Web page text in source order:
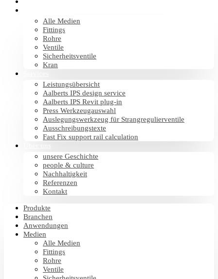
Alle Medien
Fittings
Rohre
Ventile
Sicherheitsventile
Kran
Leistungsübersicht
Aalberts IPS design service
Aalberts IPS Revit plug-in
Press Werkzeugauswahl
Auslegungswerkzeug für Strangregulierventile
Ausschreibungstexte
Fast Fix support rail calculation
unsere Geschichte
people & culture
Nachhaltigkeit
Referenzen
Kontakt
Produkte
Branchen
Anwendungen
Medien
Alle Medien
Fittings
Rohre
Ventile